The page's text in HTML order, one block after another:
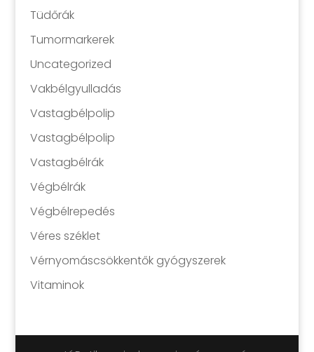
Tüdőrák
Tumormarkerek
Uncategorized
Vakbélgyulladás
Vastagbélpolip
Vastagbélpolip
Vastagbélrák
Végbélrák
Végbélrepedés
Véres széklet
Vérnyomáscsökkentők gyógyszerek
Vitaminok